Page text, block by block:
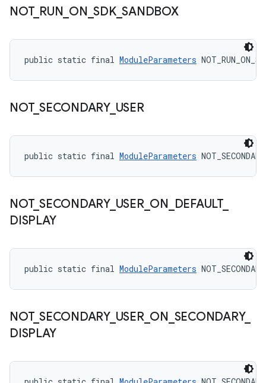
NOT_ RUN ON _SDK_SANDBOX
public static final ModuleParameters
NOT_ SECONDARY_ USER
public static final ModuleParameters
NOT_ SECONDARY_ USER_ ON DEFAULT_
DISPLAY
public static final ModuleParameters
NOT_ SECONDARY_ USER_ ON SECONDARY_
DISPLAY